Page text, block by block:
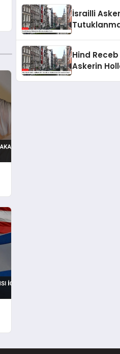
İsrailli
Hind
Askerin